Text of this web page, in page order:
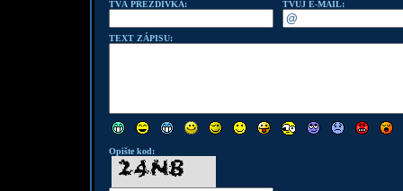
TVÁ PŘEZDÍVKA: TVŮJ E-MAIL:
TEXT ZÁPISU:
Opište kod: